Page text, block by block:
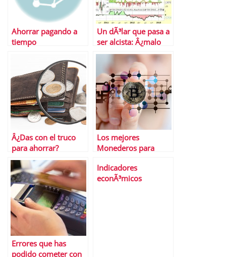
Ahorrar pagando a
tiempo
Un dÃ³lar que pasa a
ser alcista: Â¿malo
para materias primas
y bolsas?
Â¿Das con el truco
para ahorrar?
Los mejores
Monederos para
Errores que has
podido cometer con
Indicadores
econÃ³micos